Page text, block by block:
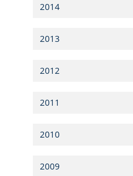
2014
2013
2012
2011
2010
2009